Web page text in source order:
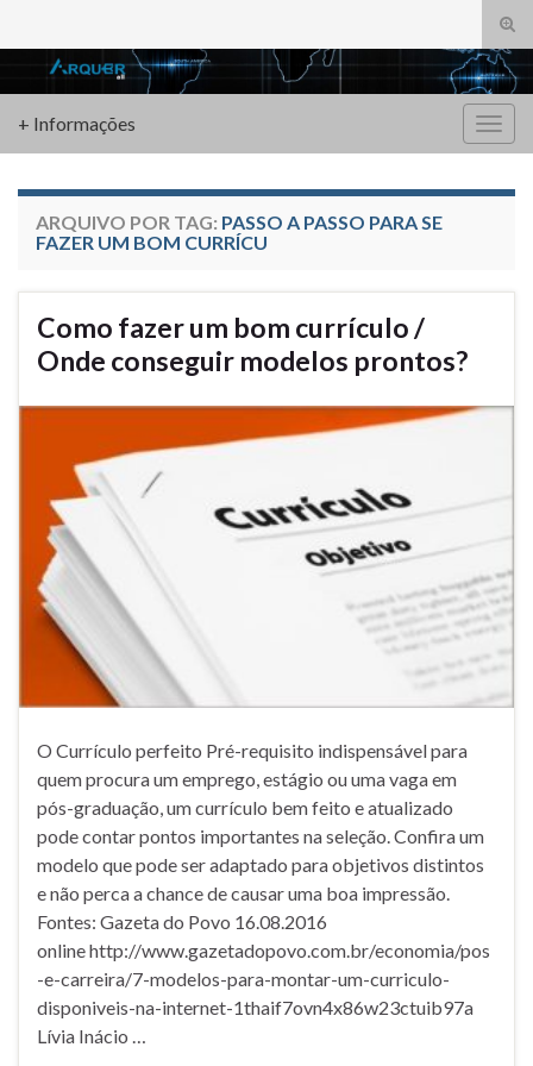
de
Search for:
+ Informações
ARQUIVO POR TAG: PASSO A PASSO PARA SE
FAZER UM BOM CURRÍCU
Como fazer um bom currículo /
Onde conseguir modelos prontos?
O Currículo perfeito Pré-requisito indispensável para
quem procura um emprego, estágio ou uma vaga em
pós-graduação, um currículo bem feito e atualizado
pode contar pontos importantes na seleção. Confira um
modelo que pode ser adaptado para objetivos distintos
e não perca a chance de causar uma boa impressão.
Fontes: Gazeta do Povo 16.08.2016
online http://www.gazetadopovo.com.br/economia/pos
-e-carreira/7-modelos-para-montar-um-curriculo-
disponiveis-na-internet-1thaif7ovn4x86w23ctuib97a
Lívia Inácio …